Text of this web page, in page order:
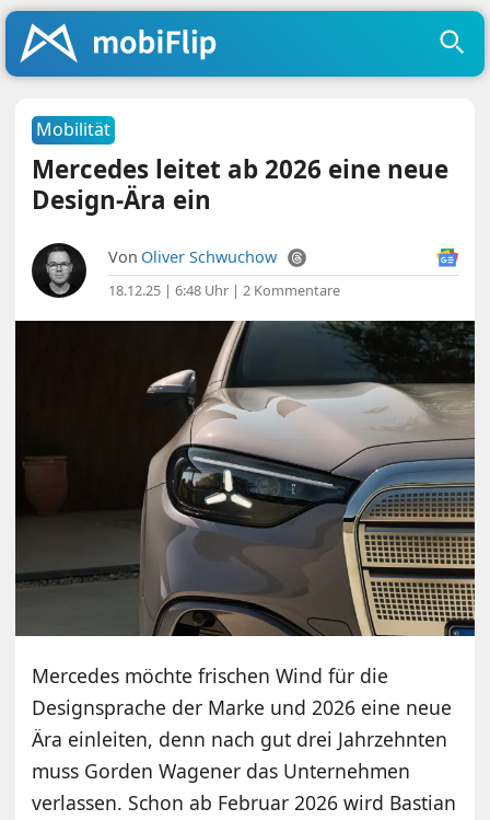
Mobilität
Mercedes leitet ab 2026 eine neue
Design-Ära ein
Von Oliver Schwuchow
18.12.25 | 6:48 Uhr |2 Kommentare
Mercedes möchte frischen Wind für die
Designsprache der Marke und 2026 eine neue
Ära einleiten, denn nach gut drei Jahrzehnten
muss Gorden Wagener das Unternehmen
verlassen. Schon ab Februar 2026 wird Bastian